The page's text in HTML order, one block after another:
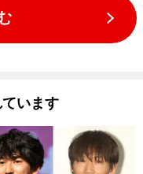
います